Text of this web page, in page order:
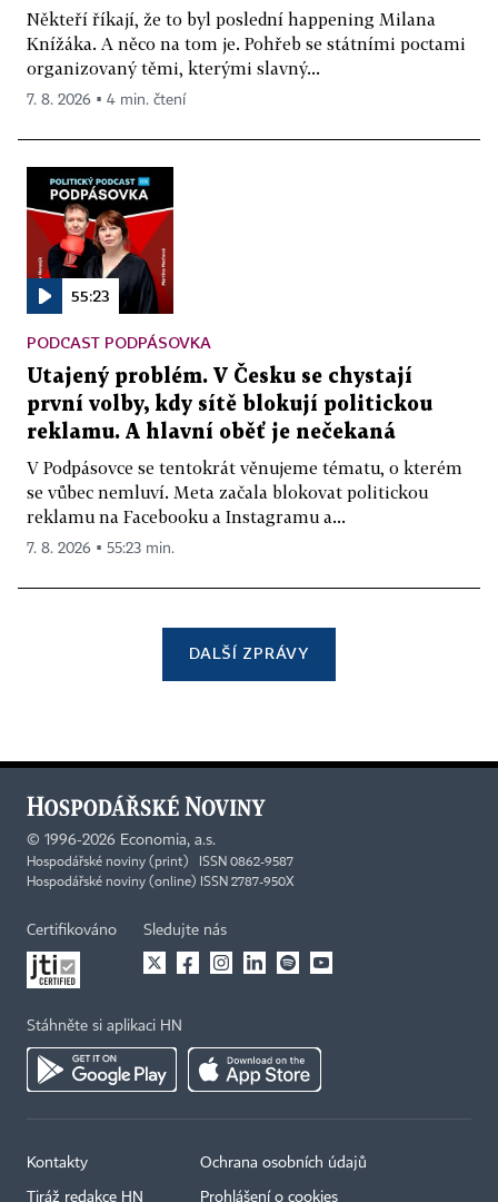
Někteří říkají, že to byl poslední happening Milana
Knížáka. A něco na tom je. Pohřeb se státními poctami
organizovaný těmi, kterými slavný...
7. 8. 2026 ▪ 4 min. čtení
55:23
PODCAST PODPÁSOVKA
Utajený problém. V Česku se chystají
první volby, kdy sítě blokují politickou
reklamu. A hlavní oběť je nečekaná
V Podpásovce se tentokrát věnujeme tématu, o kterém
se vůbec nemluví. Meta začala blokovat politickou
reklamu na Facebooku a Instagramu a...
7. 8. 2026 ▪ 55:23 min.
DALŠÍ ZPRÁVY
© 1996-2026 Economia, a.s.
Hospodářské noviny (print) ISSN 0862-9587
Hospodářské noviny (online) ISSN 2787-950X
Certifikováno Sledujte nás
Stáhněte si aplikaci HN
Kontakty
Tiráž redakce HN
Ochrana osobních údajů
Prohlášení o cookies